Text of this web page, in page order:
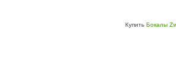
Купить Бокалы